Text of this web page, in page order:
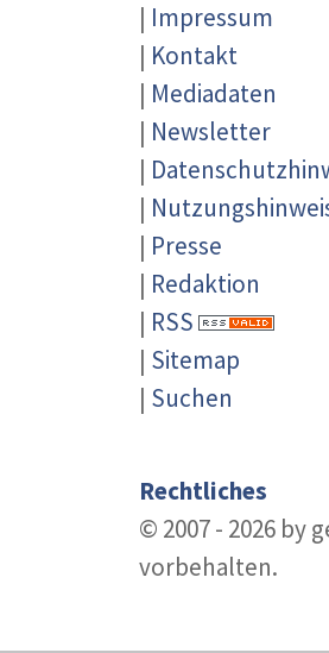
| Impressum
| Kontakt
| Mediadaten
| Newsletter
|
|
| Presse
| Redaktion
| RSS
| Sitemap
| Suchen
Rechtliches
© 2007 - 2026 by
vorbehalten.